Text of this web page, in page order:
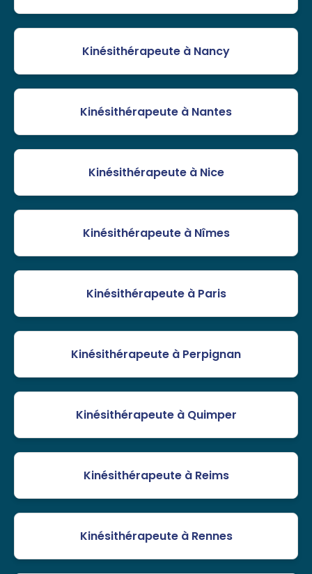
Kinésithérapeute à Nancy
Kinésithérapeute à Nantes
Kinésithérapeute à Nice
Kinésithérapeute à Nîmes
Kinésithérapeute à Paris
Kinésithérapeute à Perpignan
Kinésithérapeute à Quimper
Kinésithérapeute à Reims
Kinésithérapeute à Rennes